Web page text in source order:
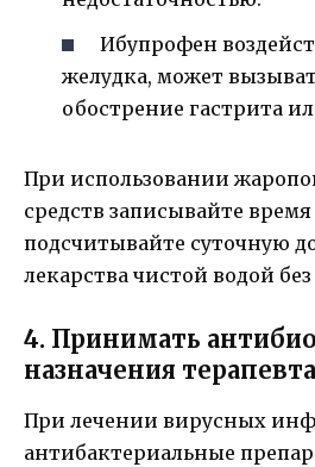
Ибупрофен
желудка, может
обострение гастрита
При использовании
средств записывайте
подсчитывайте суточную
лекарства чистой водой
4. Принимать
назначения терапевта
При лечении вирусных
антибактериальные